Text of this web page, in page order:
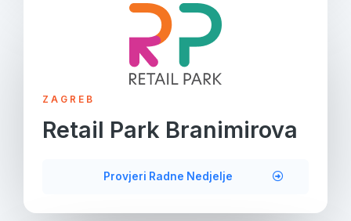
ZAGREB
Retail Park Branimirova
Provjeri Radne Nedjelje